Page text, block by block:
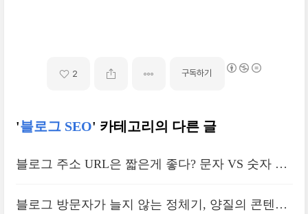
2 구독하기
'블로그 SEO' 카테고리의 다른 글
블로그 주소 URL은 짧은게 좋다? 문자 VS 숫자 정
블로그 방문자가 늘지 않는 정체기, 양질의 콘텐츠